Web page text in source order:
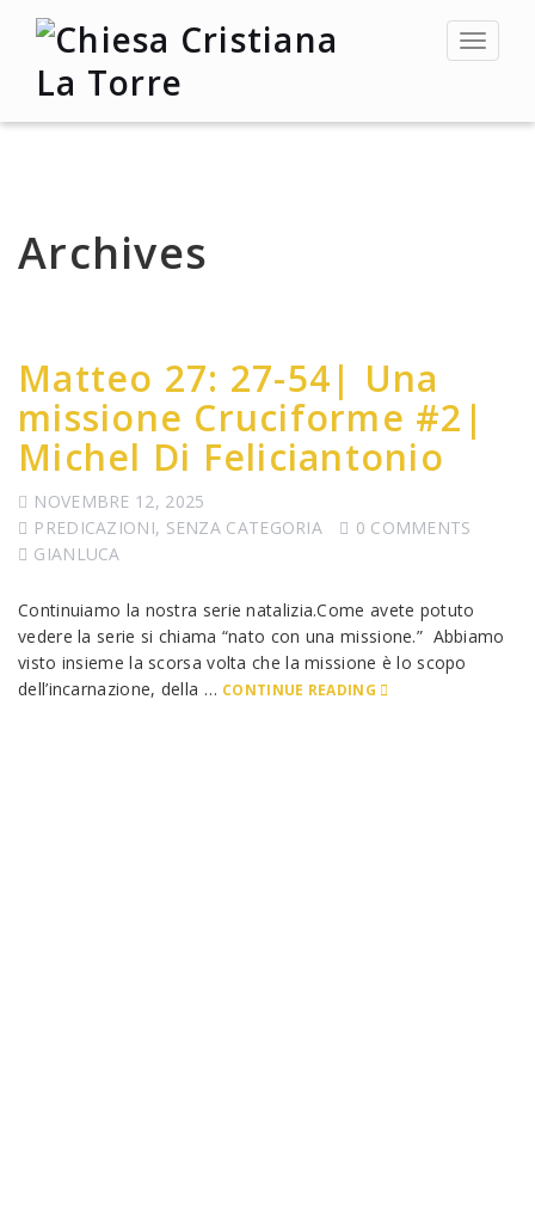
Toggle
Archives
Matteo 27: 27-54| Una
missione Cruciforme #2|
Michel Di Feliciantonio
NOVEMBRE 12, 2025
PREDICAZIONI, SENZA CATEGORIA
0 COMMENTS
GIANLUCA
Continuiamo la nostra serie natalizia.Come avete potuto
vedere la serie si chiama “nato con una missione.” Abbiamo
visto insieme la scorsa volta che la missione è lo scopo
dell’incarnazione, della … CONTINUE READING